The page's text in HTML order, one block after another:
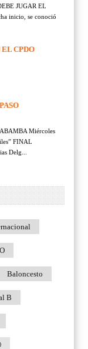
JUGAR EL
inicio, se conoció
CPDO
Miércoles
FINAL
Delg...
Baloncesto
B